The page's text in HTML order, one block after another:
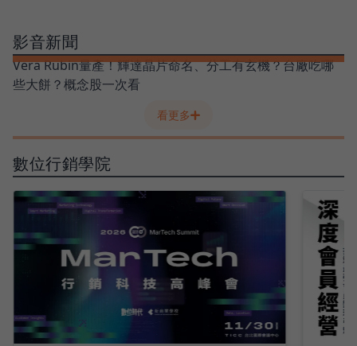
影音新聞
Vera Rubin量產！輝達晶片命名、分工有玄機？台廠吃哪
些大餅？概念股一次看
看更多
數位行銷學院